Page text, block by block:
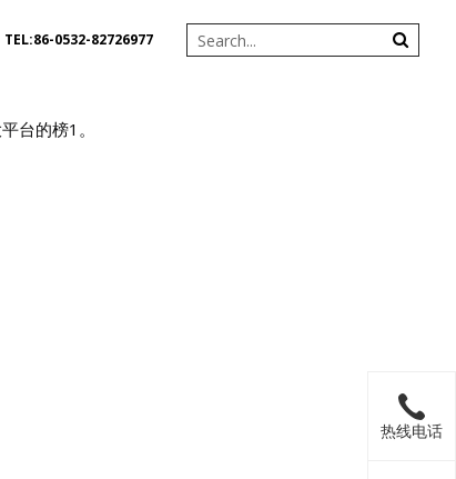
TEL:86-0532-82726977
台的榜1。
热线电话